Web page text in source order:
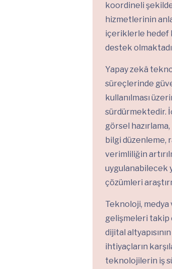
koordineli
hizmetlerinin
içeriklerle hedef
destek
Yapay zekâ
süreçlerinde
kullanılması
sürdürmektedir.
görsel hazırlama,
bilgi düzenleme,
verimliliğin
uygulanabilecek
çözümleri
Teknoloji, medya
gelişmeleri takip
dijital
ihtiyaçların
teknolojilerin iş